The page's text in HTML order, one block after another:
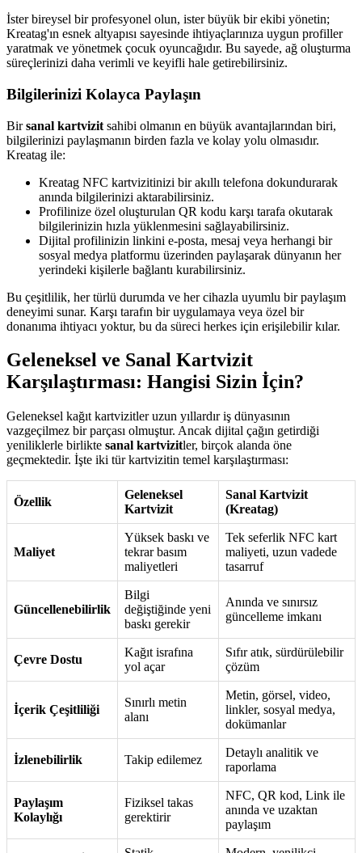
İster bireysel bir profesyonel olun, ister büyük bir ekibi yönetin;
Kreatag'ın esnek altyapısı sayesinde ihtiyaçlarınıza uygun profiller
yaratmak ve yönetmek çocuk oyuncağıdır. Bu sayede, ağ oluşturma
süreçlerinizi daha verimli ve keyifli hale getirebilirsiniz.
Bilgilerinizi Kolayca Paylaşın
Birsanal kartvizit sahibi olmanın en büyük avantajlarından biri,
bilgilerinizi paylaşmanın birden fazla ve kolay yolu olmasıdır.
Kreatag ile:
Kreatag NFC kartvizitinizi bir akıllı telefona dokundurarak
anında bilgilerinizi aktarabilirsiniz.
Profilinize özel oluşturulan QR kodu karşı tarafa okutarak
bilgilerinizin hızla yüklenmesini sağlayabilirsiniz.
Dijital profilinizin linkini e-posta, mesaj veya herhangi bir
sosyal medya platformu üzerinden paylaşarak dünyanın her
yerindeki kişilerle bağlantı kurabilirsiniz.
Bu çeşitlilik, her türlü durumda ve her cihazla uyumlu bir paylaşım
deneyimi sunar. Karşı tarafın bir uygulamaya veya özel bir
donanıma ihtiyacı yoktur, bu da süreci herkes için erişilebilir kılar.
Geleneksel ve Sanal Kartvizit
Karşılaştırması: Hangisi Sizin İçin?
Geleneksel kağıt kartvizitler uzun yıllardır iş dünyasının
vazgeçilmez bir parçası olmuştur. Ancak dijital çağın getirdiği
yeniliklerle birlikte sanal kartvizitler, birçok alanda öne
geçmektedir. İşte iki tür kartvizitin temel karşılaştırması:
Özellik
Geleneksel
Kartvizit
Sanal Kartvizit
(Kreatag)
Maliyet
Yüksek baskı ve
tekrar basım
maliyetleri
Tek seferlik NFC kart
maliyeti, uzun vadede
tasarruf
Güncellenebilirlik
Bilgi
değiştiğinde yeni
baskı gerekir
Anında ve sınırsız
güncelleme imkanı
Çevre Dostu
Kağıt israfına
yol açar
Sıfır atık, sürdürülebilir
çözüm
İçerik Çeşitliliği
Sınırlı metin
alanı
Metin, görsel, video,
linkler, sosyal medya,
dokümanlar
İzlenebilirlik Takip edilemez
Detaylı analitik ve
raporlama
Paylaşım
Kolaylığı
Fiziksel takas
gerektirir
NFC, QR kod, Link ile
anında ve uzaktan
paylaşım